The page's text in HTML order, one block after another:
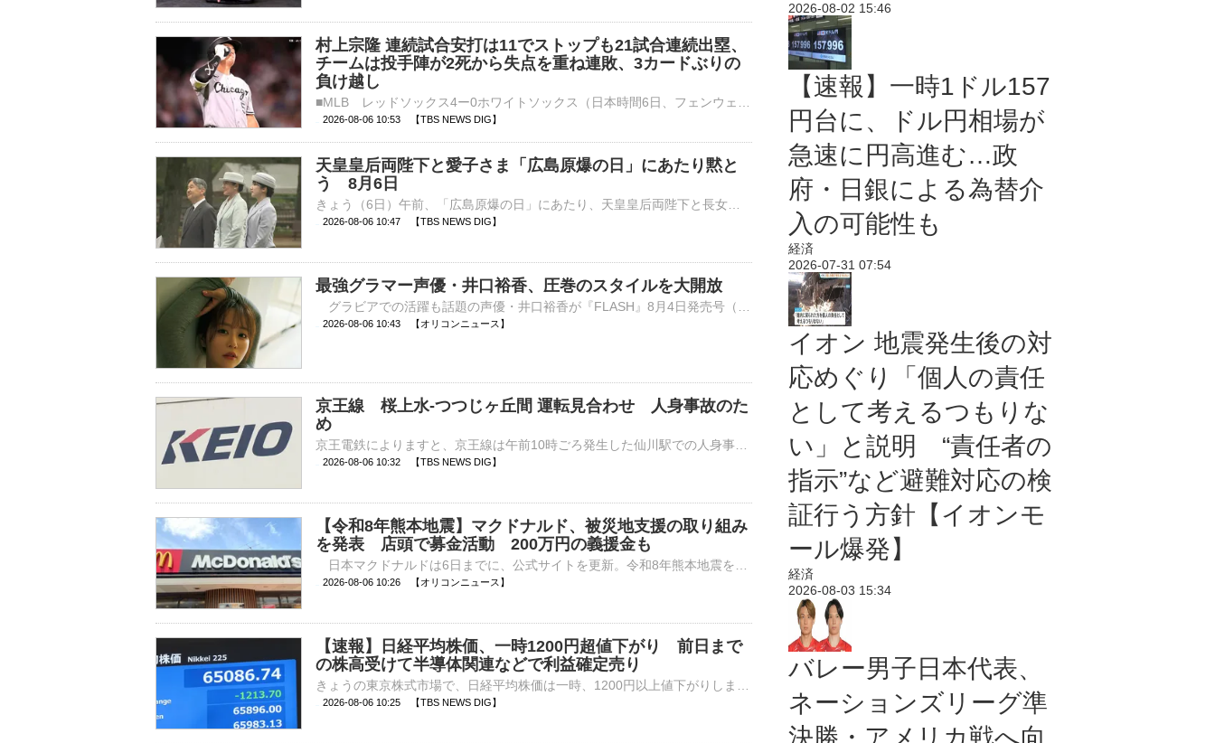
村上宗隆 連続試合安打は11でストップも21試合連続出塁、
チームは投手陣が2死から失点を重ね連敗、3カードぶりの
負け越し
2026-08-06 10:53 【TBS NEWS DIG】
天皇皇后両陛下と愛子さま「広島原爆の日」にあたり黙と
う 8月6日
2026-08-06 10:47 【TBS NEWS DIG】
最強グラマー声優・井口裕香、圧巻のスタイルを大開放
2026-08-06 10:43 【オリコンニュース】
京王線 桜上水-つつじヶ丘間 運転見合わせ 人身事故のた
め
2026-08-06 10:32 【TBS NEWS DIG】
【令和8年熊本地震】マクドナルド、被災地支援の取り組み
を発表 店頭で募金活動 200万円の義援金も
2026-08-06 10:26 【オリコンニュース】
【速報】日経平均株価、一時1200円超値下がり 前日まで
の株高受けて半導体関連などで利益確定売り
2026-08-06 10:25 【TBS NEWS DIG】
2026-08-02 15:46
【速報】一時1ドル157
円台に、ドル円相場が
急速に円高進む…政
府・日銀による為替介
入の可能性も
経済
2026-07-31 07:54
イオン 地震発生後の対
応めぐり「個人の責任
として考えるつもりな
い」と説明 “責任者の
指示”など避難対応の検
証行う方針【イオンモ
ール爆発】
経済
2026-08-03 15:34
バレー男子日本代表、
ネーションズリーグ準
決勝・アメリカ戦へ向